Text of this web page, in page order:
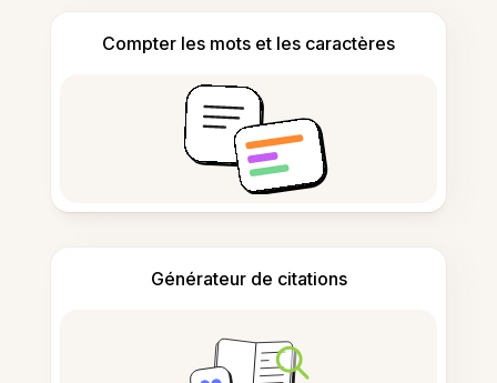
Compter les mots et les caractères
Générateur de citations